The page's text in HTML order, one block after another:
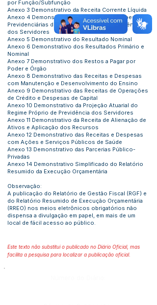
por Função/Subfunção
Anexo 3 Demonstrativo da Receita Corrente Líquida
Anexo 4 Demonstrativo das Receitas e Despesas
Previdenciárias do Regime Próprio de Previdência
dos Servidores
Anexo 5 Demonstrativo do Resultado Nominal
Anexo 6 Demonstrativo dos Resultados Primário e
Nominal
Anexo 7 Demonstrativo dos Restos a Pagar por
Poder e Órgão
Anexo 8 Demonstrativo das Receitas e Despesas
com Manutenção e Desenvolvimento do Ensino
Anexo 9 Demonstrativo das Receitas de Operações
de Crédito e Despesas de Capital
Anexo 10 Demonstrativo da Projeção Atuarial do
Regime Próprio de Previdência dos Servidores
Anexo 11 Demonstrativo da Receita de Alienação de
Ativos e Aplicação dos Recursos
Anexo 12 Demonstrativo das Receitas e Despesas
com Ações e Serviços Públicos de Saúde
Anexo 13 Demonstrativo das Parcerias Público-
Privadas
Anexo 14 Demonstrativo Simplificado do Relatório
Resumido da Execução Orçamentária
Observação:
A publicação do Relatório de Gestão Fiscal (RGF) e
do Relatório Resumido de Execução Orçamentária
(RREO) nos meios eletrônicos obrigatórios não
dispensa a divulgação em papel, em mais de um
local de fácil acesso ao público.
Este texto não substitui o publicado no Diário Oficial, mas
facilita a pesquisa para localizar a publicação oficial.